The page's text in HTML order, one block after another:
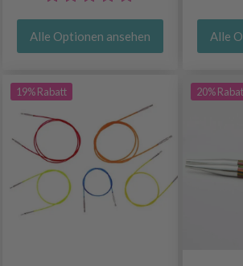
Alle Optionen ansehen Alle
19% Rabatt 20%